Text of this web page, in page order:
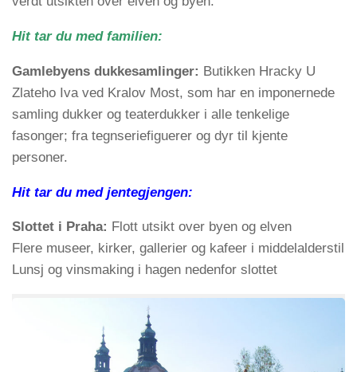
Hit tar du med familien:
Gamlebyens dukkesamlinger: Butikken Hracky U
Zlateho Iva ved Kralov Most, som har en imponernede
samling dukker og teaterdukker i alle tenkelige
fasonger; fra tegnseriefiguerer og dyr til kjente
personer.
Hit tar du med jentegjengen:
Slottet i Praha: Flott utsikt over byen og elven
Flere museer, kirker, gallerier og kafeer i middelalderstil
Lunsj og vinsmaking i hagen nedenfor slottet